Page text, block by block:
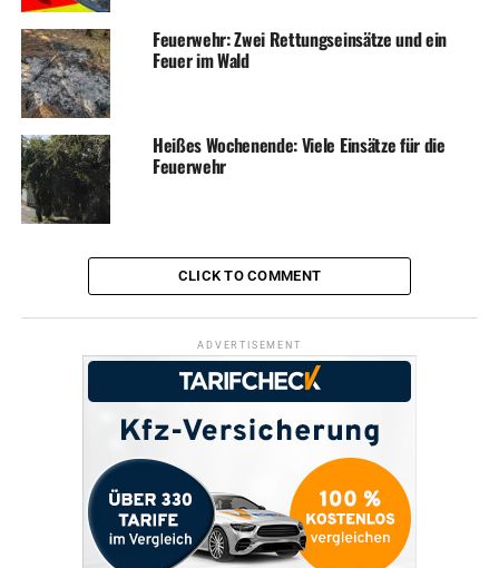
Feuerwehr: Zwei Rettungseinsätze und ein
Feuer im Wald
Heißes Wochenende: Viele Einsätze für die
Feuerwehr
CLICK TO COMMENT
ADVERTISEMENT